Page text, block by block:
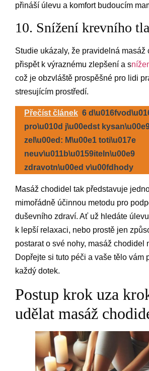
přináší úlevu a komfort budoucím
10. Snížení krevního
Studie ukázaly, že pravidelná masáž
přispět k výraznému zlepšení a s
což je obzvláště prospěšné pro lidi
stresujícím prostředí.
Přečíst článek 6
pro\u010d j\u00edst
zel\u00ed: M\u00e1 toti\u017e
neuv\u011b\u0159iteln\u00e9
zdravotn\u00ed v\u00fdhody
Masáž chodidel tak představuje
mimořádně účinnou metodu pro
duševního zdraví. Ať už hledáte
k lepší relaxaci, nebo prostě jen
postarat o své nohy, masáž chodidel
Dopřejte si tuto péči a vaše tělo vám
každý dotek.
Postup krok uza
udělat masáž